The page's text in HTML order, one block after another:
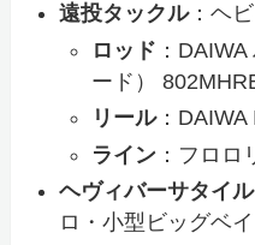
遠投タックル：ヘ
ロッド ：
ード）
リール：DAIWA
ライン ：フロロ
ヘヴィバーサタイル
ロ・小型ビッグベイ